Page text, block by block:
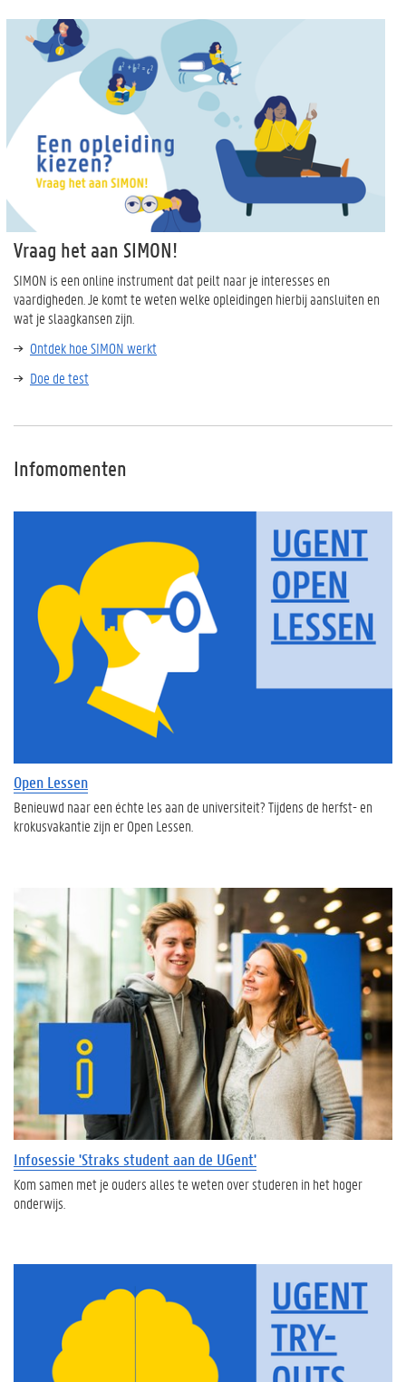
Vraag het aan SIMON!
SIMON is een online instrument dat peilt naar je interesses en
vaardigheden. Je komt te weten welke opleidingen hierbij aansluiten en
wat je slaagkansen zijn.
Ontdek hoe SIMON werkt
Doe de test
Infomomenten
Open Lessen
Benieuwd naar een échte les aan de universiteit? Tijdens de herfst- en
krokusvakantie zijn er Open Lessen.
Infosessie 'Straks student aan de UGent'
Kom samen met je ouders alles te weten over studeren in het hoger
onderwijs.